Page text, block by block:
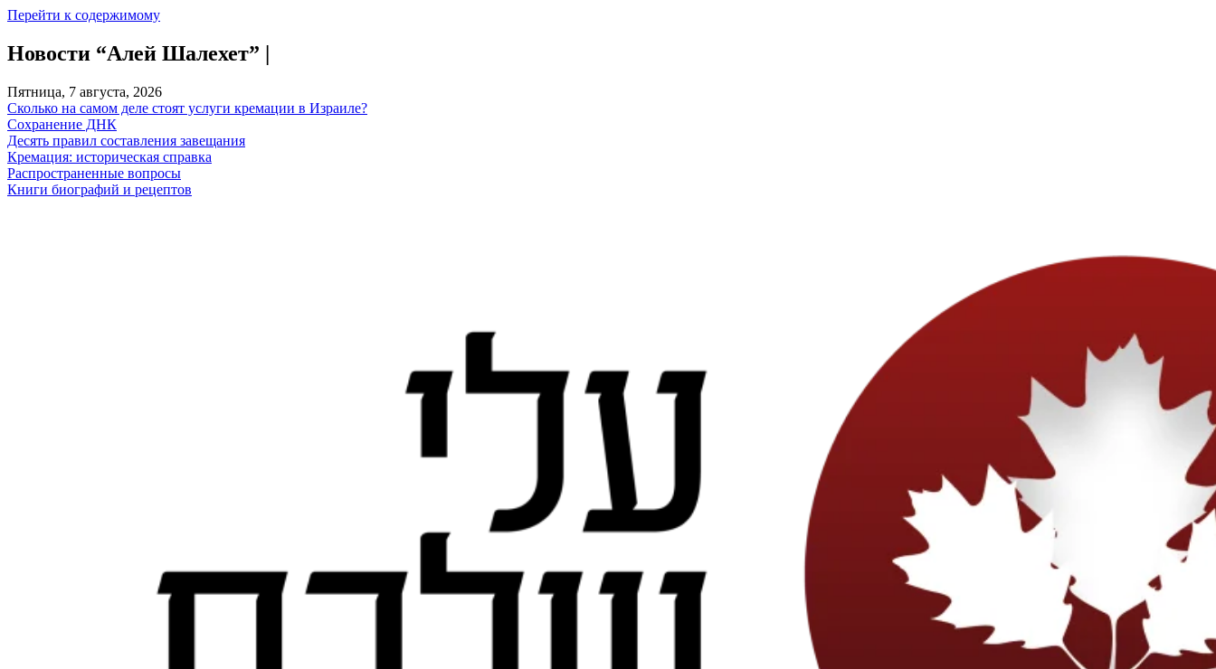
Перейти к содержимому
Новости “Алей Шалехет” |
Пятница, 7 августа, 2026
Сколько на самом деле стоят услуги кремации в Израиле?
Сохранение ДНК
Десять правил составления завещания
Кремация: историческая справка
Распространенные вопросы
Книги биографий и рецептов